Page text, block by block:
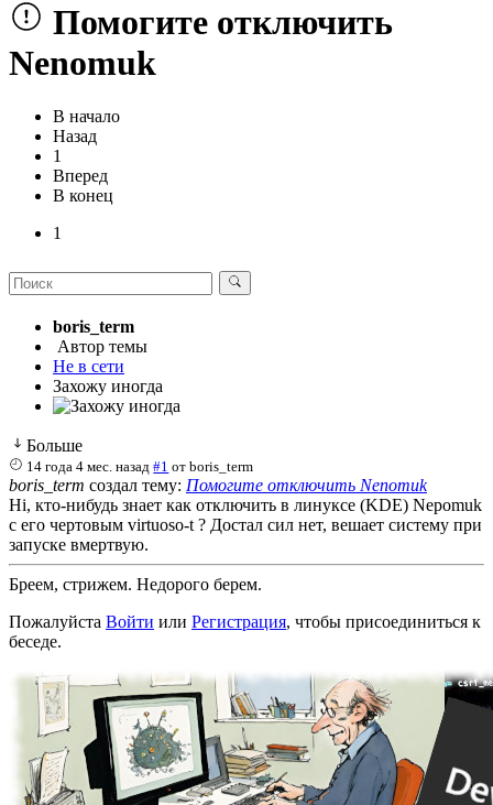
Помогите отключить
Nenomuk
В начало
Назад
1
Вперед
В конец
1
boris_term
Автор темы
Не в сети
Захожу иногда
Больше
14 года 4 мес. назад #1 отboris_term
boris_term создал тему: Помогите отключить Nenomuk
Hi, кто-нибудь знает как отключить в линуксе (KDE) Nepomuk
с его чертовым virtuoso-t ? Достал сил нет, вешает систему при
запуске вмертвую.
Бреем, стрижем. Недорого берем.
Пожалуйста Войти или Регистрация, чтобы присоединиться к
беседе.